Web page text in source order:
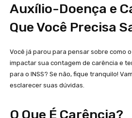
Auxílio-Doença e
Que Você Precisa
Você já parou para pensar sobre como o
impactar sua contagem de carência e
para o INSS? Se não, fique tranquilo!
esclarecer suas dúvidas.
O Que É Carência?